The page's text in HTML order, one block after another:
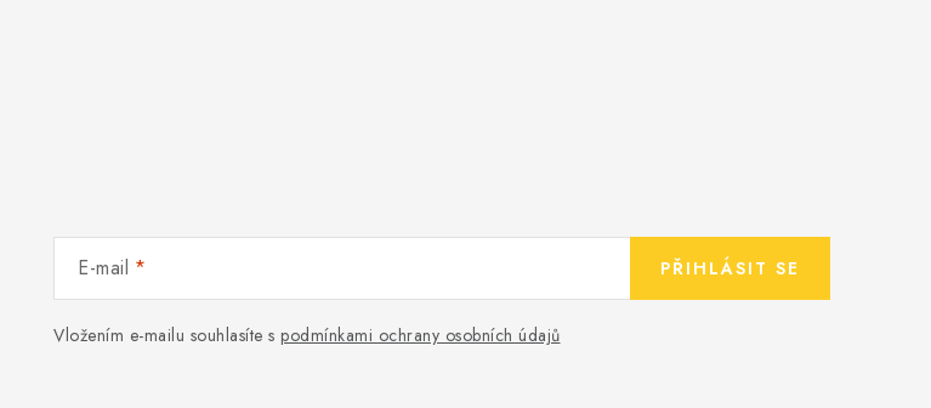
E-mail
Vložením e-mailu souhlasíte s podmínkami ochrany osobních údajů
PŘIHLÁSIT SE